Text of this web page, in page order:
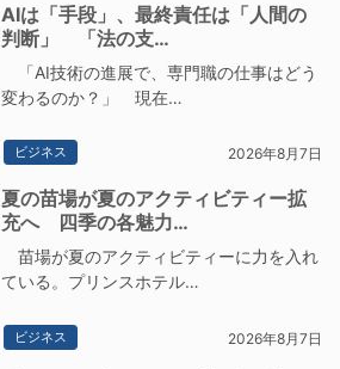
AIは「手段」、最終責任は「人間の
判断」 「法の支…
「AI技術の進展で、専門職の仕事はどう
変わるのか？」 現在…
ビジネス 2026年8月7日
夏の苗場が夏のアクティビティー拡
充へ 四季の各魅力…
苗場が夏のアクティビティーに力を入れ
ている。プリンスホテル…
ビジネス 2026年8月7日